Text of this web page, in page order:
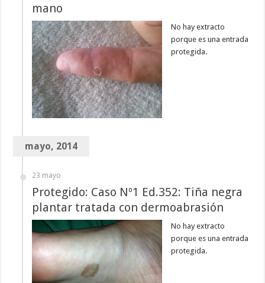
mano
No hay extracto
porque es una entrada
protegida.
mayo, 2014
23 mayo
Protegido: Caso Nº1 Ed.352: Tiña negra
plantar tratada con dermoabrasión
No hay extracto
porque es una entrada
protegida.